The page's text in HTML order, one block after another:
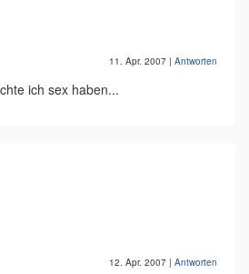
11. Apr. 2007 | Antworten
ich sex haben...
12. Apr. 2007 | Antworten